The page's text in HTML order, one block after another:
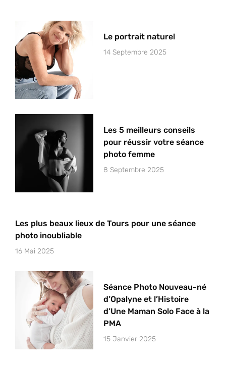
Le portrait naturel
14 Septembre 2025
Les 5 meilleurs conseils
pour réussir votre séance
photo femme
8 Septembre 2025
Les plus beaux lieux de Tours pour une séance
photo inoubliable
16 Mai 2025
Séance Photo Nouveau-né
d’Opalyne et l’Histoire
d’Une Maman Solo Face à la
PMA
15 Janvier 2025